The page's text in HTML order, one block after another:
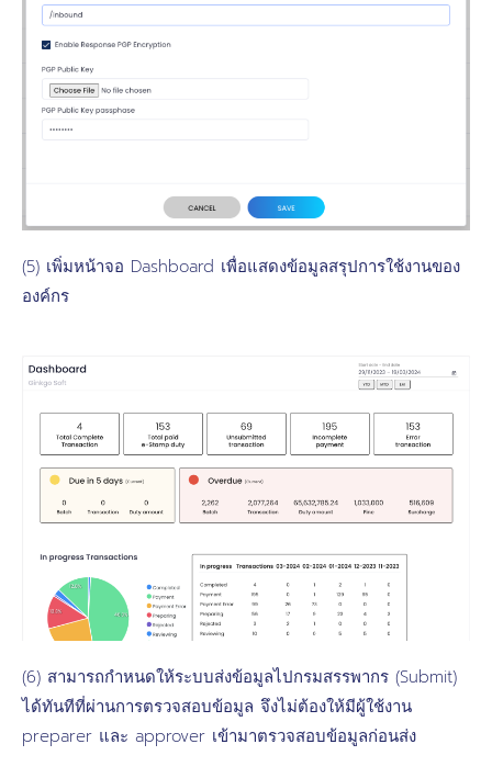
(5) เพิ่มหน้าจอ Dashboard เพื่อแสดงข้อมูลสรุปการใช้งานของ
องค์กร
(6) สามารถกำหนดให้ระบบส่งข้อมูลไปกรมสรรพากร (Submit)
ได้ทันทีที่ผ่านการตรวจสอบข้อมูล จึงไม่ต้องให้มีผู้ใช้งาน
preparer และ approver เข้ามาตรวจสอบข้อมูลก่อนส่ง